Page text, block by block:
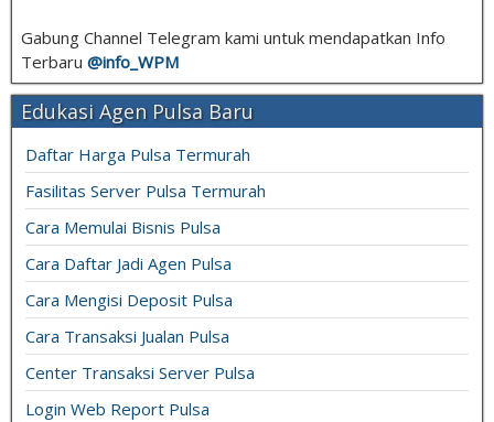
Gabung Channel Telegram kami untuk mendapatkan Info
Terbaru @info_ WPM
Edukasi Agen Pulsa Baru
Daftar Harga Pulsa Termurah
Fasilitas Server Pulsa Termurah
Cara Memulai Bisnis Pulsa
Cara Daftar Jadi Agen Pulsa
Cara Mengisi Deposit Pulsa
Cara Transaksi Jualan Pulsa
Center Transaksi Server Pulsa
Login Web Report Pulsa